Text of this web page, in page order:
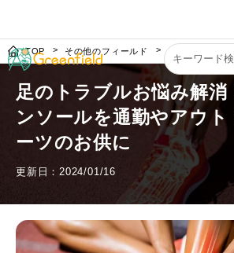
TOP その他のフィールド 足のトラブル
足のトラブルお悩み解消
ンソールを通勤やアウト
ーツのお供に
更新日：2024/01/16